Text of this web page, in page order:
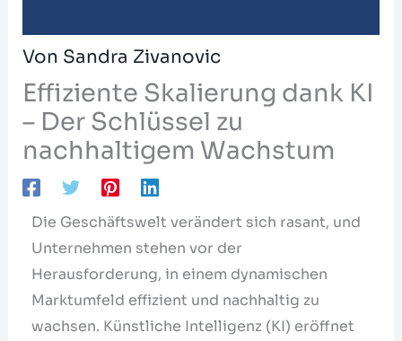
Von Sandra Zivanovic
Effiziente Skalierung dank KI
– Der Schlüssel zu
nachhaltigem Wachstum
Die Geschäftswelt verändert sich rasant, und
Unternehmen stehen vor der
Herausforderung, in einem dynamischen
Marktumfeld effizient und nachhaltig zu
wachsen. Künstliche Intelligenz (KI) eröffnet